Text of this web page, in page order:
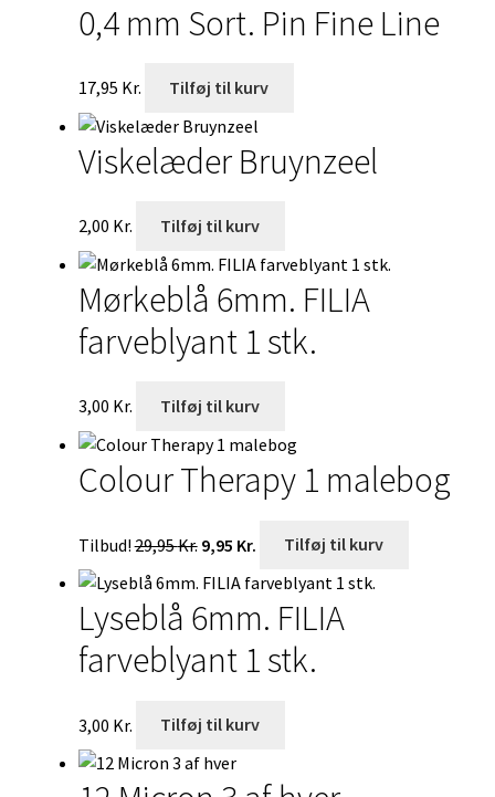
0,4 mm Sort. Pin Fine Line
17,95 Kr. Tilføj til kurv
Viskelæder Bruynzeel
2,00 Kr. Tilføj til kurv
Mørkeblå 6mm. FILIA
farveblyant 1 stk.
3,00 Kr. Tilføj til kurv
Colour Therapy 1 malebog
Tilbud!29,95Kr.
oprindelige
pris
var:
9,95 Kr.
pris
er:
9,95 Kr..
Tilføj til kurv
Lyseblå 6mm. FILIA
farveblyant 1 stk.
3,00 Kr. Tilføj til kurv